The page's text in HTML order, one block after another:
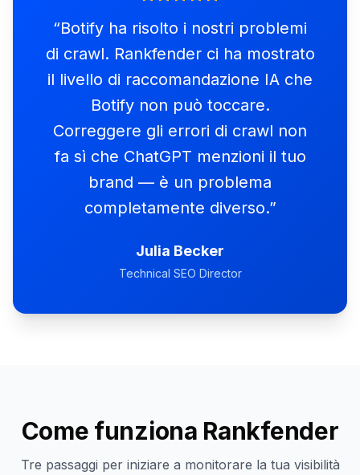
“Botify ha risolto i nostri problemi
di crawl. Rankfender ci ha mostrato
il livello di raccomandazione IA che
Botify non può toccare.
Correggere gli errori di crawl non
fa sì che ChatGPT menzioni il tuo
brand — è un problema
completamente diverso.”
Julia Becker
Technical SEO Director
Come funziona Rankfender
Tre passaggi per iniziare a monitorare la tua visibilità